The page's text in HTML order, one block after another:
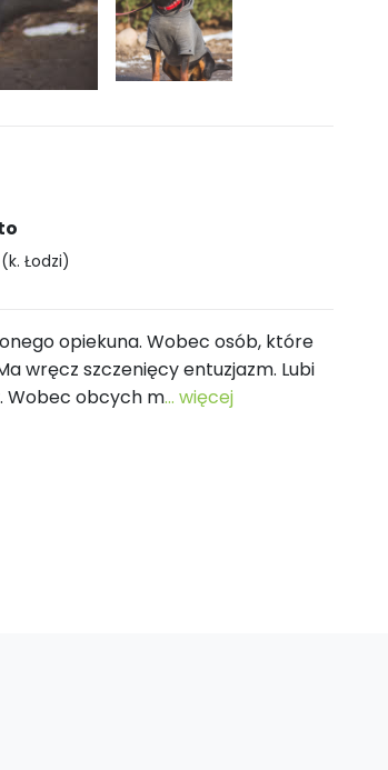
Łodzi)
opiekuna. Wobec osób, które
wręcz szczenięcy entuzjazm. Lubi
Wobec obcych m... więcej